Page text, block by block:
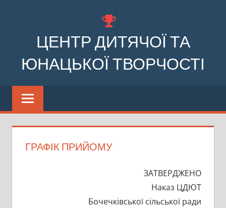
ЦЕНТР ДИТЯЧОЇ ТА
ЮНАЦЬКОЇ ТВОРЧОСТІ
Комунальний
заклад
позашкільної
освіти
сільської
ГРАФІК ПРИЙОМУ
ЗАТВЕРДЖЕНО
Наказ ЦДЮТ
Бочечківської сільської ради